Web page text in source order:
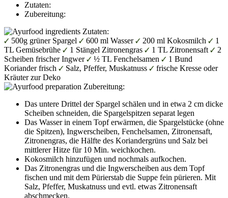
Zutaten:
Zubereitung:
Zutaten:
500g grüner Spargel
600 ml Wasser 200 ml Kokosmilch
1
TL Gemüsebrühe
1 Stängel Zitronengras 1 TL Zitronensaft
2
Scheiben frischer Ingwer
½ TL Fenchelsamen
1 Bund
Koriander frisch
Salz, Pfeffer, Muskatnuss
frische Kresse oder
Kräuter zur Deko
Zubereitung:
Das untere Drittel der Spargel schälen und in etwa 2 cm dicke
Scheiben schneiden, die Spargelspitzen separat legen
Das Wasser in einem Topf erwärmen, die Spargelstücke (ohne
die Spitzen), Ingwerscheiben, Fenchelsamen, Zitronensaft,
Zitronengras, die Hälfte des Koriandergrüns und Salz bei
mittlerer Hitze für 10 Min. weichkochen.
Kokosmilch hinzufügen und nochmals aufkochen.
Das Zitronengras und die Ingwerscheiben aus dem Topf
fischen und mit dem Pürierstab die Suppe fein pürieren. Mit
Salz, Pfeffer, Muskatnuss und evtl. etwas Zitronensaft
abschmecken.